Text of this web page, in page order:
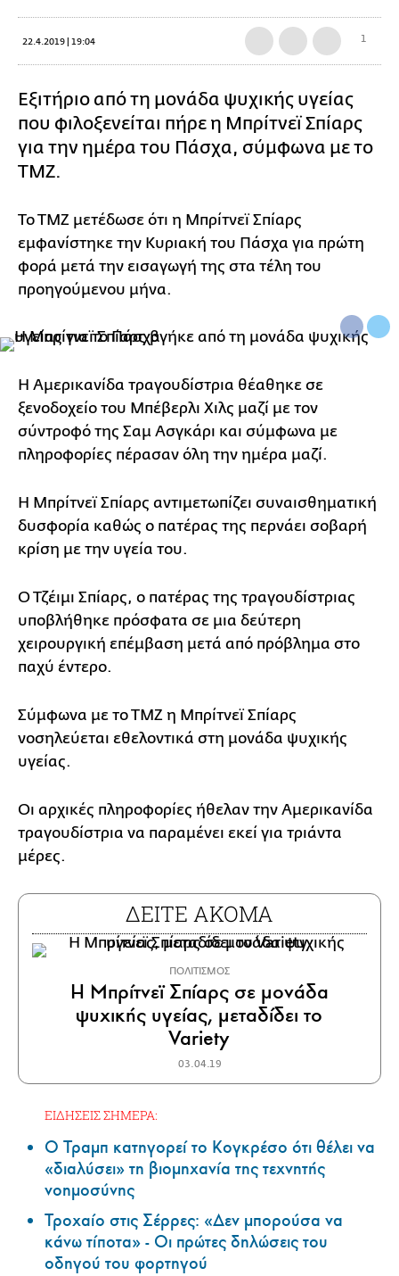
22.4.2019 | 19:04 1
Εξιτήριο από τη μονάδα ψυχικής υγείας
που φιλοξενείται πήρε η Μπρίτνεϊ Σπίαρς
για την ημέρα του Πάσχα, σύμφωνα με το
ΤΜΖ.
Το ΤΜΖ μετέδωσε ότι η Μπρίτνεϊ Σπίαρς
εμφανίστηκε την Κυριακή του Πάσχα για πρώτη
φορά μετά την εισαγωγή της στα τέλη του
προηγούμενου μήνα.
Η Αμερικανίδα τραγουδίστρια θέαθηκε σε
ξενοδοχείο του Μπέβερλι Χιλς μαζί με τον
σύντροφό της Σαμ Ασγκάρι και σύμφωνα με
πληροφορίες πέρασαν όλη την ημέρα μαζί.
Η Μπρίτνεϊ Σπίαρς αντιμετωπίζει συναισθηματική
δυσφορία καθώς ο πατέρας της περνάει σοβαρή
κρίση με την υγεία του.
Ο Τζέιμι Σπίαρς, ο πατέρας της τραγουδίστριας
υποβλήθηκε πρόσφατα σε μια δεύτερη
χειρουργική επέμβαση μετά από πρόβλημα στο
παχύ έντερο.
Σύμφωνα με το ΤΜΖ η Μπρίτνεϊ Σπίαρς
νοσηλεύεται εθελοντικά στη μονάδα ψυχικής
υγείας.
Οι αρχικές πληροφορίες ήθελαν την Αμερικανίδα
τραγουδίστρια να παραμένει εκεί για τριάντα
μέρες.
ΔΕΙΤΕ ΑΚΟΜΑ
ΠΟΛΙΤΙΣΜΟΣ
Η Μπρίτνεϊ Σπίαρς σε μονάδα
ψυχικής υγείας, μεταδίδει το
Variety
03.04.19
ΕΙΔΗΣΕΙΣ ΣΗΜΕΡΑ:
Ο Τραμπ κατηγορεί το Κογκρέσο ότι θέλει να
«διαλύσει» τη βιομηχανία της τεχνητής
νοημοσύνης
Τροχαίο στις Σέρρες: «Δεν μπορούσα να
κάνω τίποτα» - Οι πρώτες δηλώσεις του
οδηγού του φορτηγού